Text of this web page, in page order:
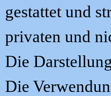
gestattet und
privaten und
Die
Die